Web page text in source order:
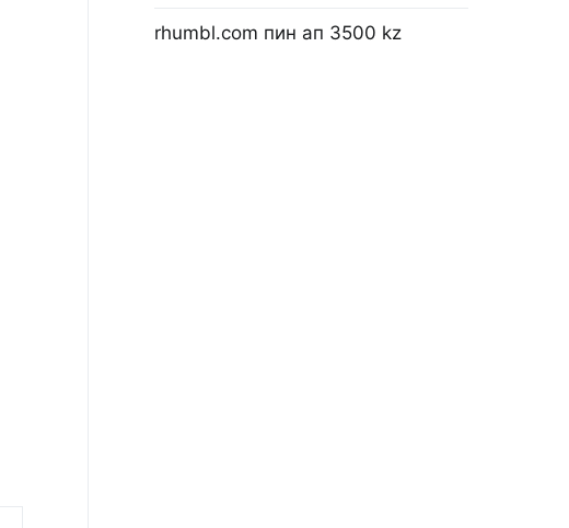
rhumbl.com пин ап 3500 kz